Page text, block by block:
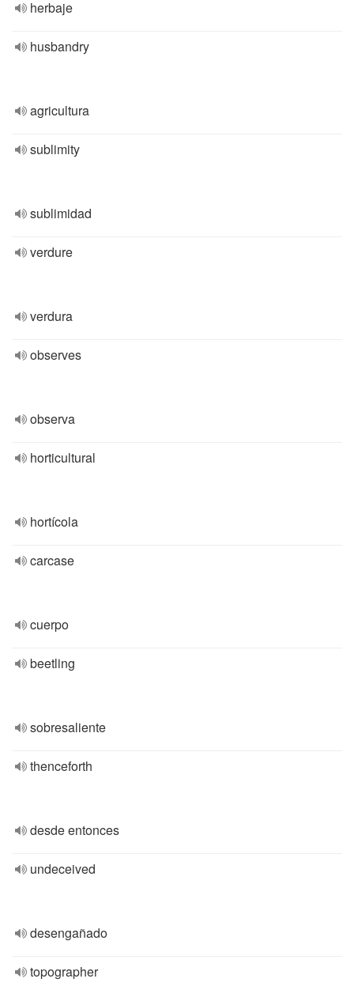
herbaje
husbandry
agricultura
sublimity
sublimidad
verdure
verdura
observes
observa
horticultural
hortícola
carcase
cuerpo
beetling
sobresaliente
thenceforth
desde entonces
undeceived
desengañado
topographer